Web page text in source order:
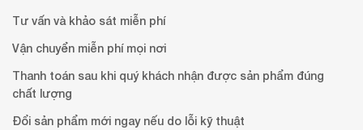
Tư vấn và khảo sát miễn phí
Vận chuyển miễn phí mọi nơi
Thanh toán sau khi quý khách nhận được sản phẩm đúng
chất lượng
Đổi sản phẩm mới ngay nếu do lỗi kỹ thuật